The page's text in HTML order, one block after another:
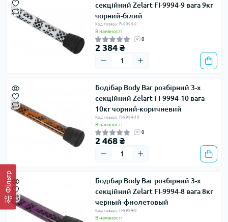
Фільтр
секційний Zelart FI-9994-9 вага 9кг
чорний-білий
Код товару: FI-9994-9
В наявності
0
2 384 ₴
Бодібар Body Bar розбірний 3-х
секційний Zelart FI-9994-10 вага
10кг чорний-коричневий
Код товару: FI-9994-10
В наявності
0
2 468 ₴
Бодібар Body Bar розбірний 3-х
секційний Zelart FI-9994-8 вага 8кг
черный-фиолетовый
Код товару: FI-9994-8
В наявності